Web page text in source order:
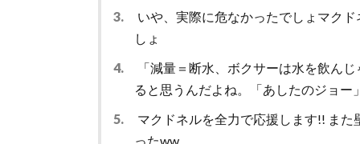
3.
いや、実際に危なかったでしょマク
しょ
4.
「減量＝断水、ボクサーは水を飲ん
ると思うんだよね。「あしたのジョー
5.
マクドネルを全力で応援します!! ま
ったww